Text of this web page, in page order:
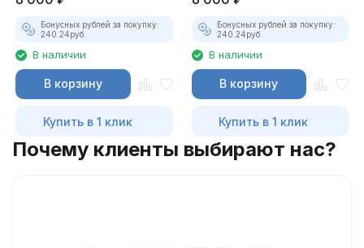
Бонусных рублей за покупку:
240.24руб.
В наличии
В корзину
Купить в 1 клик
Бонусных рублей за покупку:
240.24руб.
В наличии
В корзину
Купить в 1 клик
Почему клиенты выбирают нас?